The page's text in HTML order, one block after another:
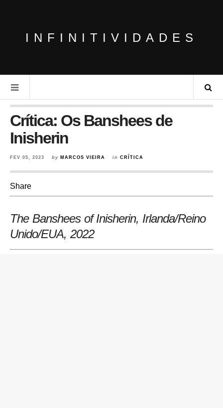
INFINITIVIDADES
Crítica: Os Banshees de
Inisherin
FEV 05, 2023 by MARCOS VIEIRA in CRÍTICA
Share
The Banshees of Inisherin, Irlanda/Reino
Unido/EUA, 2022